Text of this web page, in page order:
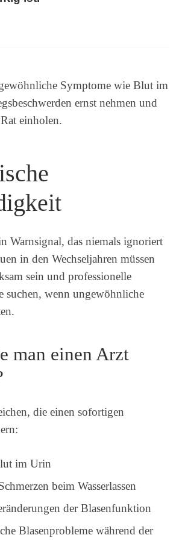
Symptome wie Blut im
ernst nehmen und
einholen.
Warnsignal, das niemals ignoriert
in den Wechseljahren müssen
sein und professionelle
suchen, wenn ungewöhnliche
man einen Arzt
die einen sofortigen
im Urin
beim Wasserlassen
der Blasenfunktion
Blasenprobleme während der